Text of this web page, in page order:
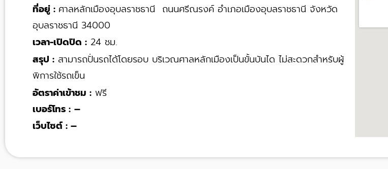
ที่อยู่ : ศาลหลักเมืองอุบลราชธานี ถนนศรีณรงค์ อำเภอเมืองอุบลราชธานี จังหวัด
อุบลราชธานี 34000
เวลา-เปิดปิด : 24 ชม.
สรุป : สามารถปั่นรถได้โดยรอบ บริเวณศาลหลักเมืองเป็นขั้นบันได ไม่สะดวกสำหรับผู้
พิการใช้รถเข็น
อัตราค่าเข้าชม : ฟรี
เบอร์โทร : –
เว็บไซต์ : –